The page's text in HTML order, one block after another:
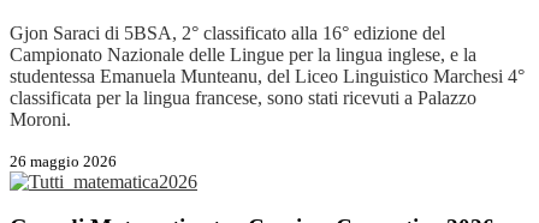
Gjon Saraci di 5BSA, 2° classificato alla 16° edizione del
Campionato Nazionale delle Lingue per la lingua inglese, e la
studentessa Emanuela Munteanu, del Liceo Linguistico Marchesi 4°
classificata per la lingua francese, sono stati ricevuti a Palazzo
Moroni.
26 maggio 2026